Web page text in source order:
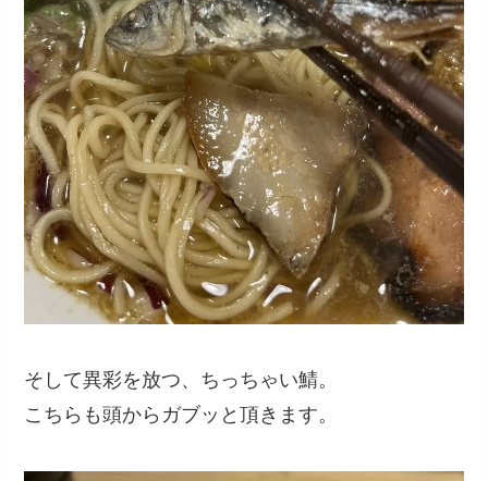
そして異彩を放つ、ちっちゃい鯖。
こちらも頭からガブッと頂きます。